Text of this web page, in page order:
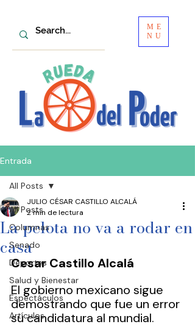
ME
NU
Entrada
All Posts
Columnas
Senado
Deportes
Salud y Bienestar
Espectáculos
Artículos
All Posts
La pelota no va a rodar en
casa
JULIO CÉSAR CASTILLO ALCALÁ
2 min de lectura
Cesar Castillo Alcalá
El gobierno mexicano sigue
demostrando que fue un error
su candidatura al mundial.